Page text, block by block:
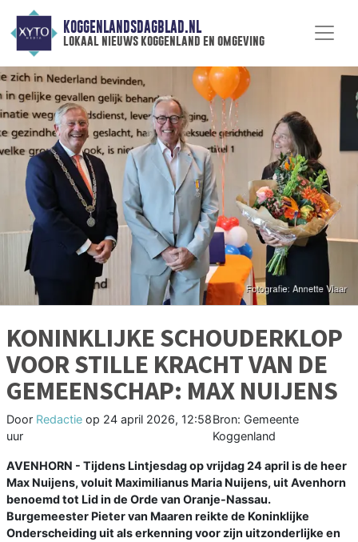
KOGGENLANDSDAGBLAD.NL
lokaal nieuws koggenland en omgeving
KONINKLIJKE SCHOUDERKLOP
VOOR STILLE KRACHT VAN DE
GEMEENSCHAP: MAX NUIJENS
Door Redactie op 24 april 2026, 12:58
uur
Bron: Gemeente
Koggenland
AVENHORN - Tijdens Lintjesdag op vrijdag 24 april is de heer
Max Nuijens, voluit Maximilianus Maria Nuijens, uit Avenhorn
benoemd tot Lid in de Orde van Oranje-Nassau.
Burgemeester Pieter van Maaren reikte de Koninklijke
Onderscheiding uit als erkenning voor zijn uitzonderlijke en